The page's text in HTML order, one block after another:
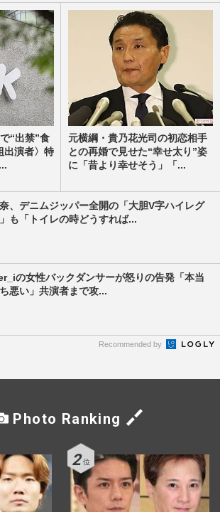
“出禁”食
出演者〉特
元横綱・貴乃花光司の初恋相手
との再婚で見せた“幸せ太り”姿
に「昔より幸せそう」「...
、デニムジッパー全開の「大胆V字ハイレグ
も「トイレの時どうすれば...
の女性バックダンサーが怒りの告発「本当
悪い」共演者まで攻...
Recommended by
Photo Ranking